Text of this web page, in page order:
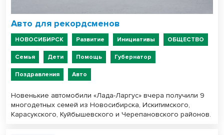
Авто для рекордсменов
НОВОСИБИРСК Развитие Инициативы ОБЩЕСТВО
Семья Дети Помощь Губернатор
Поздравления Авто
Новенькие автомобили «Лада-Ларгус» вчера получили 9
многодетных семей из Новосибирска, Искитимского,
Карасукского, Куйбышевского и Черепановского районов.